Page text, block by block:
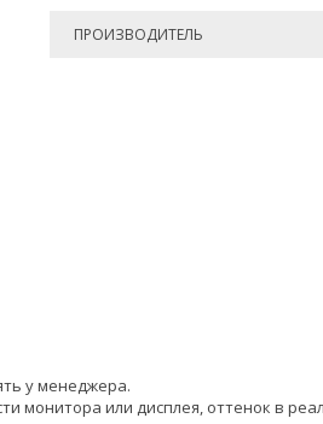
ПРОИЗВОДИТЕЛЬ
у менеджера.
монитора или дисплея, оттенок в